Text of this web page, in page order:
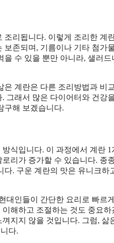
리됩니다. 이렇게 조리한 계
존되며, 기름이나 기타 첨가
수 있을 뿐만 아니라, 샐러
계란은 다른 조리방법과 비
그래서 많은 다이어터와 건강
구해 보겠습니다.
식입니다. 이 과정에서 계란
리가 증가할 수 있습니다. 종
. 구운 계란의 맛은 유니크하
대인들이 간단한 요리로 빠르
해하고 조절하는 것도 중요
지지 않을 것입니다. 그럼, 삶
다.